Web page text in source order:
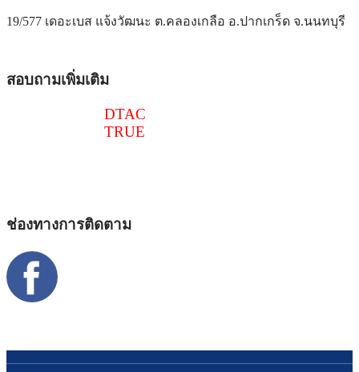
19/577 เดอะเบส แจ้งวัฒนะ ต.คลองเกลือ อ.ปากเกร็ด จ.นนทบุรี
สอบถามเพิ่มเติม
DTAC
TRUE
ช่องทางการติดตาม